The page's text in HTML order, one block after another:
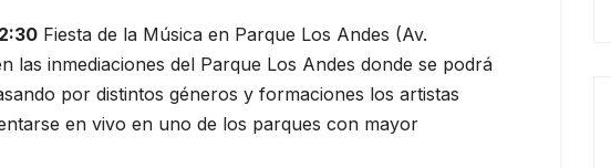
Fiesta de la Música en Parque Los Andes (Av.
las inmediaciones del Parque Los Andes donde se podrá
por distintos géneros y formaciones los artistas
en vivo en uno de los parques con mayor